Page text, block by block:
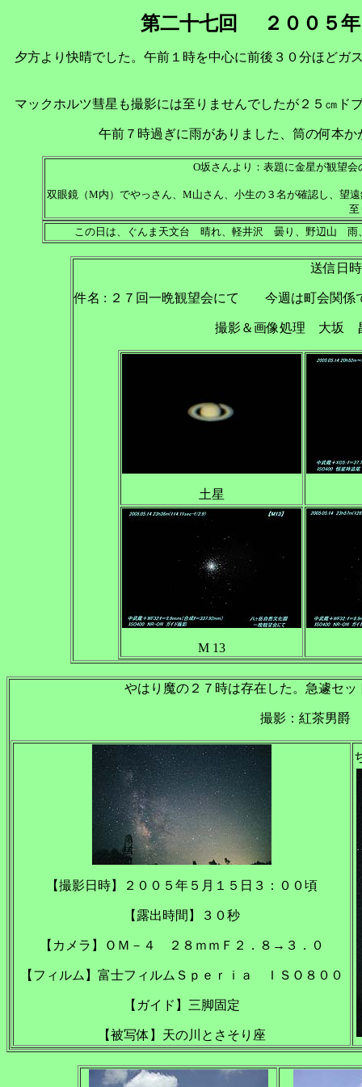
第二十七回 ２００５
夕方より快晴でした。午前１時を中心に前後３０分ほどガ
マックホルツ彗星も撮影には至りませんでしたが２５㎝ド
午前７時過ぎに雨がありました、筒の何本
O坂さんより：表題に金星が観望
双眼鏡（M内）でやっさん、M山さん、小生の３名が確認し、望
至
この日は、ぐんま天文台 晴れ、軽井沢 曇り、野辺山
送信日
件名 : ２７回一晩観望会にて 今週は町会関係
撮影＆画像処理 大坂
土星
M 13
やはり魔の２７時は存在した。急遽セ
撮影：紅茶男爵
【撮影日時】２００５年５月１５日３：００頃
【露出時間】３０秒
【カメラ】ＯＭ－４ ２８ｍｍＦ２．８→３．０
【フィルム】富士フィルムＳｐｅｒｉａ ＩＳＯ８００
【ガイド】三脚固定
【被写体】天の川とさそり座